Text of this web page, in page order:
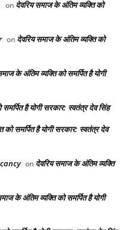
on देवरिय समाज के अंतिम व्यक्ति को
on देवरिय समाज के अंतिम व्यक्ति को
के अंतिम व्यक्ति को समर्पित है योगी
है योगी सरकार: स्वतंत्र देव सिंह
को समर्पित है योगी सरकार: स्वतंत्र देव
on देवरिय समाज के अंतिम व्यक्ति
के अंतिम व्यक्ति को समर्पित है योगी